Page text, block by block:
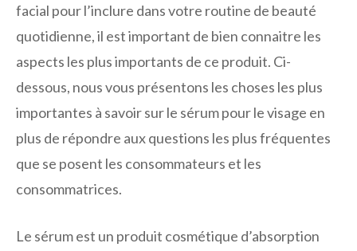
facial pour l’inclure dans votre routine de beauté
quotidienne, il est important de bien connaitre les
aspects les plus importants de ce produit. Ci-
dessous, nous vous présentons les choses les plus
importantes à savoir sur le sérum pour le visage en
plus de répondre aux questions les plus fréquentes
que se posent les consommateurs et les
consommatrices.
Le sérum est un produit cosmétique d’absorption